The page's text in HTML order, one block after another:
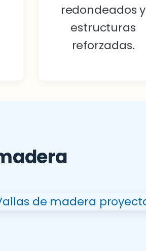
redondeados y
estructuras
reforzadas.